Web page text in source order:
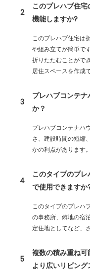
2
このプレハブ住
機能しますか?
このプレハブ住宅は
や組み立てが簡単で
折りたたむことがで
居住スペースを作成
3
プレハブコンテ
か？
プレハブコンテナハ
さ、建設時間の短縮
かの利点があります。
4
このタイプのプ
で使用できますか
このタイプのプレハ
の事務所、僻地の宿
定住地としてなど、
5
複数の積み重ね可
より広いリビン